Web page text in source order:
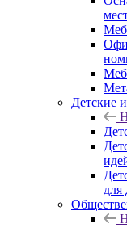
Детские
для